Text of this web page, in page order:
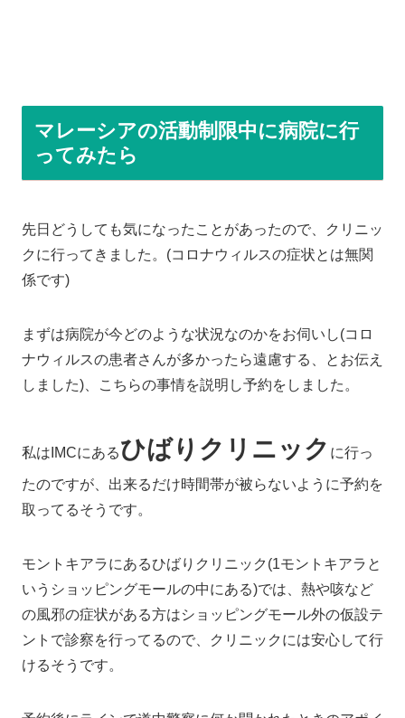
マレーシアの活動制限中に病院に行
ってみたら
先日どうしても気になったことがあったので、クリニッ
クに行ってきました。(コロナウィルスの症状とは無関
係です)
まずは病院が今どのような状況なのかをお伺いし(コロ
ナウィルスの患者さんが多かったら遠慮する、とお伝え
しました)、こちらの事情を説明し予約をしました。
私はIMCにあるひばりクリニック に行っ
たのですが、出来るだけ時間帯が被らないように予約を
取ってるそうです。
モントキアラにあるひばりクリニック(1モントキアラと
いうショッピングモールの中にある)では、熱や咳など
の風邪の症状がある方はショッピングモール外の仮設テ
ントで診察を行ってるので、クリニックには安心して行
けるそうです。